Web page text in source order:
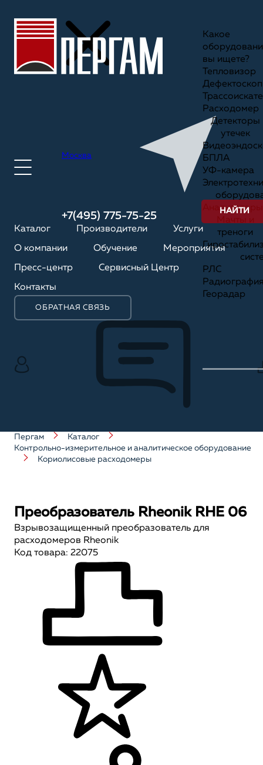
Москва
+7(495) 775-75-25
Каталог Производители Услуги
О компании Обучение Мероприятия
Пресс-центр Сервисный Центр
Контакты
ОБРАТНАЯ СВЯЗЬ
Какое
вы ищете?
Тепловизор
Дефектоскоп
Расходомер
Детекторы
утечек
БПЛА
УФ-камера
Анализаторы
треноги
РЛС
Георадар
НАЙТИ
Пергам
Каталог
Контрольно-измерительное и аналитическое оборудование
Кориолисовые расходомеры
Преобразователь Rheonik RHE 06
Взрывозащищенный преобразователь для
расходомеров Rheonik
Код товара: 22075